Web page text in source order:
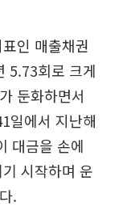
인 매출채권
5.73회로 크게
둔화하면서
일에서 지난해
대금을 손에
시작하며 운
.